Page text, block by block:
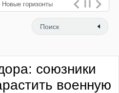
Новые горизонты
в Москве
«Городской центр
союзники
военную